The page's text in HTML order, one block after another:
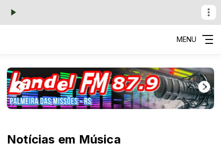
MENU
Notícias em Música